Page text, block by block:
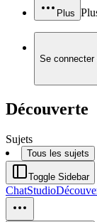
Plus
Se connecter
Découverte
Sujets
Tous les sujets
Toggle Sidebar
ChatStudio